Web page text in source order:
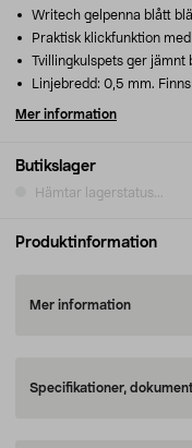
Butikslager
Hämtar lagerstatus...
Writech gelpenna blått
Praktisk klickfunktion
Tvillingkulspets ger jämnt
Linjebredd: 0,5 mm.
Mer information
Produktinformation
Mer information
Specifikationer,